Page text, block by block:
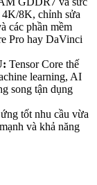
8K, chỉnh sửa
các phần mềm
Pro hay DaVinci
Tensor Core thế
learning, AI
song tận dụng
tốt nhu cầu vừa
và khả năng